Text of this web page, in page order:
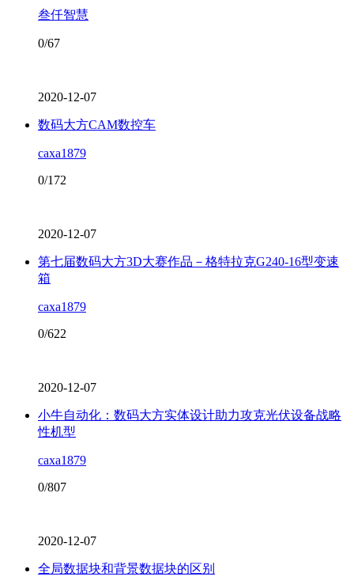
叁仟智慧
0/67
2020-12-07
数码大方CAM数控车
caxa1879
0/172
2020-12-07
第七届数码大方3D大赛作品－格特拉克G240-16型变速
箱
caxa1879
0/622
2020-12-07
小牛自动化：数码大方实体设计助力攻克光伏设备战略
性机型
caxa1879
0/807
2020-12-07
全局数据块和背景数据块的区别